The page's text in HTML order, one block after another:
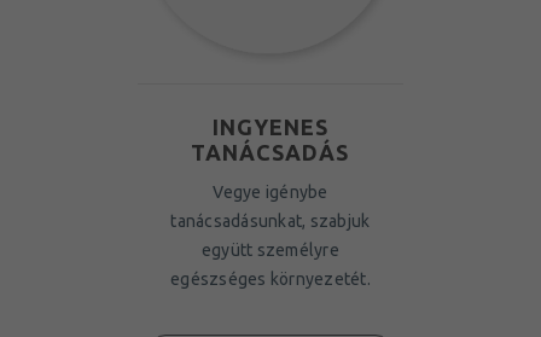
INGYENES
TANÁCSADÁS
Vegye igénybe
tanácsadásunkat, szabjuk
együtt személyre
egészséges környezetét.